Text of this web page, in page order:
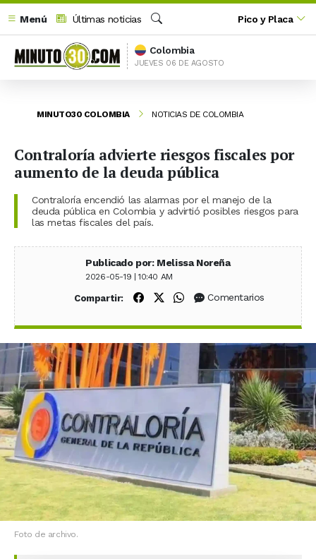
Menú
Últimas noticias
Buscar
Pico y Placa
Colombia
JUEVES 06 DE AGOSTO
MINUTO30 COLOMBIA NOTICIAS DE COLOMBIA
Contraloría advierte riesgos fiscales por
aumento de la deuda pública
Contraloría encendió las alarmas por el manejo de la
deuda pública en Colombia y advirtió posibles riesgos para
las metas fiscales del país.
Publicado por: Melissa Noreña
2026-05-19 | 10:40 AM
Compartir: Compartir en Facebook
Compartir en X (Twitter)
Compartir en WhatsApp
Comentarios
Foto de archivo.